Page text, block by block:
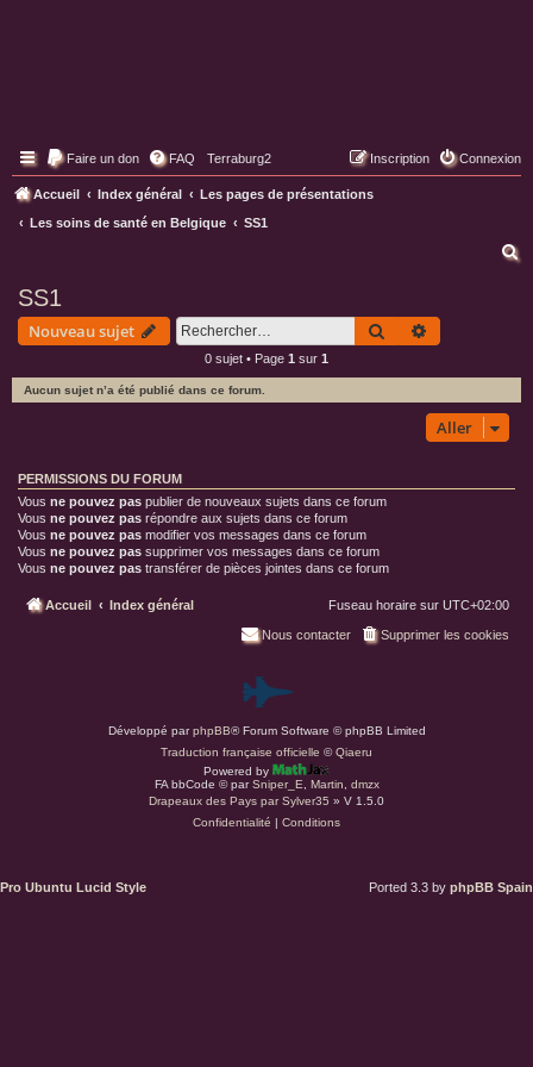
Pages web de Terraburg
Faire un don FAQ Terraburg2 Connexion
Inscription
Accueil Index général
Les pages de présentations
Les soins de santé en Belgique
SS1
SS1
Nouveau sujet Rechercher
0 sujet • Page 1 sur 1
Aucun sujet n’a été publié dans ce forum.
Aller
PERMISSIONS DU FORUM
Vous ne pouvez pas publier de nouveaux sujets dans ce forum
Vous ne pouvez pas répondre aux sujets dans ce forum
Vous ne pouvez pas modifier vos messages dans ce forum
Vous ne pouvez pas supprimer vos messages dans ce forum
Vous ne pouvez pas transférer de pièces jointes dans ce forum
Accueil Index général Fuseau horaire sur UTC+02:00
Supprimer les cookies
Nous contacter
P
a
r
d
Développé parphpBB® Forum Software © phpBB Limited
Traduction française officielle ©Qiaeru
Powered by
FA bbCode ©parSniper_E Martin
dmzx
Drapeaux des Pays par Sylver35 » V 1.5.0
Confidentialité | Conditions
Pro Ubuntu Lucid Style Ported 3.3 by phpBB Spain